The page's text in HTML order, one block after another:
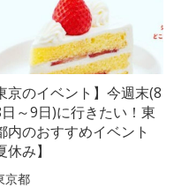
京のイベント】今週末(8
～9日)に行きたい！東
内のおすすめイベント
休み】
京都